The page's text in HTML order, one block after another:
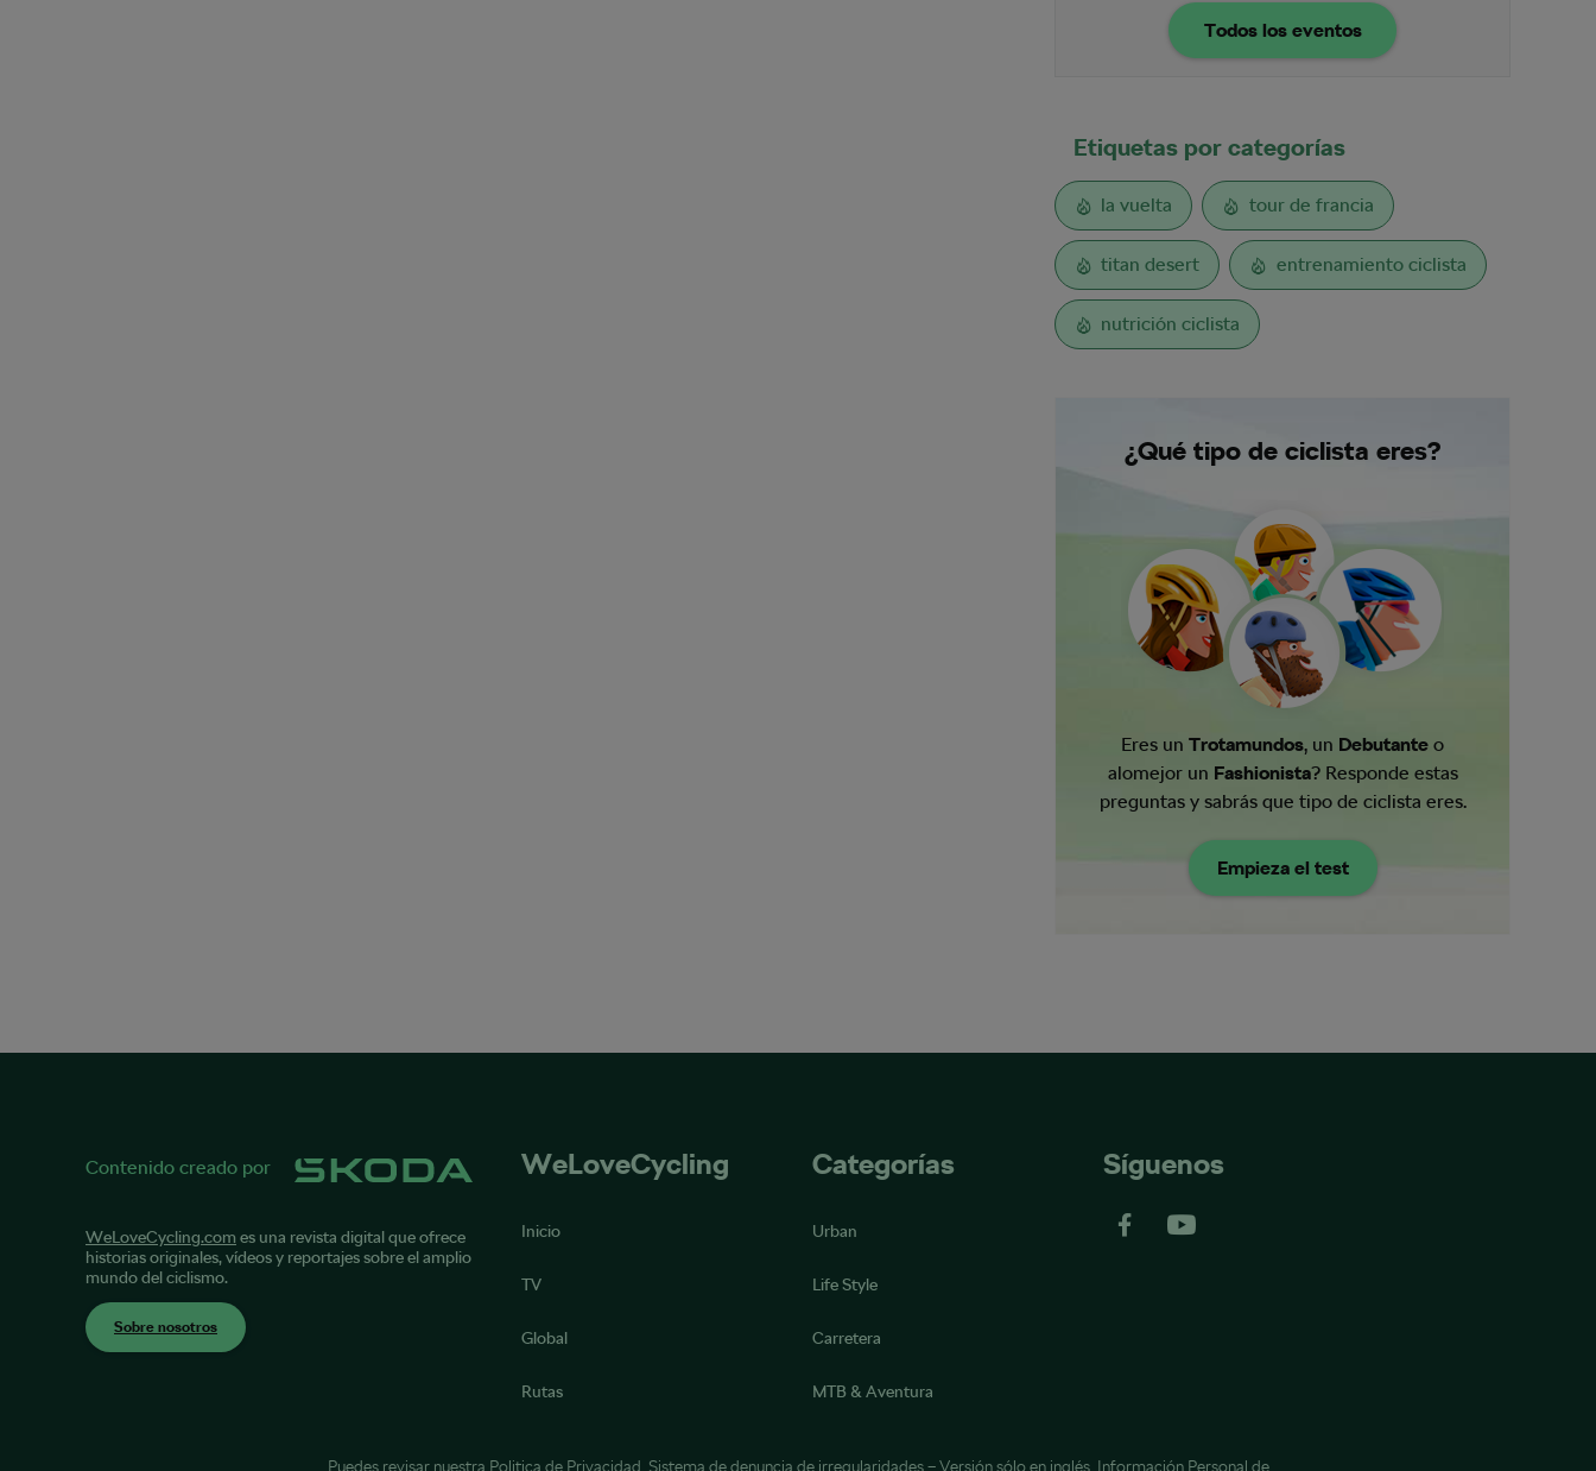
Todos los eventos
Etiquetas por categorías
la vuelta tour de francia
titan desert entrenamiento ciclista
nutrición ciclista
¿Qué tipo de ciclista eres?
Eres un Trotamundos, un Debutante o
alomejor un Fashionista? Responde estas
preguntas y sabrás que tipo de ciclista eres.
Empieza el test
Contenido creado por
WeLoveCycling.com es una revista digital que ofrece
historias originales, vídeos y reportajes sobre el amplio
mundo del ciclismo.
Sobre nosotros
WeLoveCycling
Inicio
TV
Global
Rutas
Categorías
Urban
Life Style
Carretera
MTB & Aventura
Síguenos
Puedes revisar nuestra Politica de Privacidad Sistema de denuncia de irregularidades– Versión sólo en inglés, Información Personal de